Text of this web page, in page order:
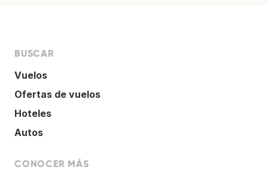
BUSCAR
Vuelos
Ofertas de vuelos
Hoteles
Autos
CONOCER MÁS